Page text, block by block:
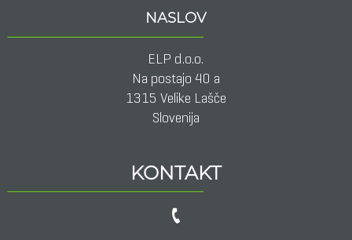
NASLOV
ELP d.o.o.
Na postajo 40 a
1315 Velike Lašče
Slovenija
KONTAKT